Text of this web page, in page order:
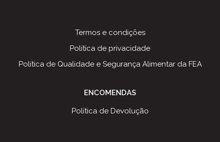
Termos e condições
Política de privacidade
Política de Qualidade e Segurança Alimentar da FEA
ENCOMENDAS
Política de Devolução